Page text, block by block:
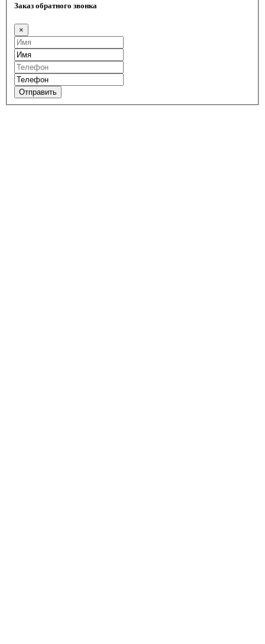
Заказ обратного звонка
×
Отправить